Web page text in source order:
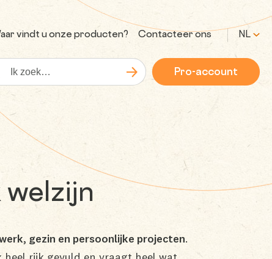
vindt u onze producten? Contacteer ons NL
Zoeken Pro-account
welzijn
gezin en persoonlijke projecten.